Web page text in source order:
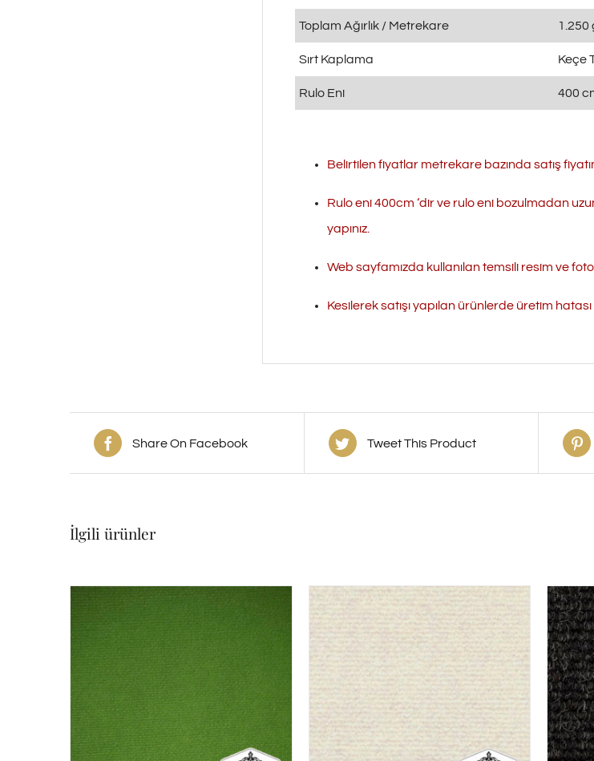
Toplam Ağırlık / Metrekare 1.250
Sırt Kaplama Keçe
Rulo Eni 400
Belirtilen fiyatlar metrekare bazında satış
Rulo eni 400cm ‘dir ve rulo eni bozulmadan
yapınız.
Web sayfamızda kullanılan temsili resim ve
Kesilerek satışı yapılan ürünlerde üretim
Share On Facebook Tweet This Product
İlgili ürünler